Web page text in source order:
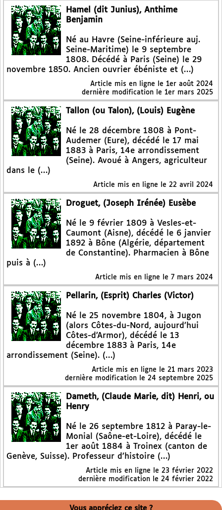
Hamel (dit Junius), Anthime
Benjamin
Né au Havre (Seine-inférieure auj.
Seine-Maritime) le 9 septembre
1808. Décédé à Paris (Seine) le 29
novembre 1850. Ancien ouvrier ébéniste et (…)
Article mis en ligne le 1er août 2024
dernière modification le 1er mars 2025
Tallon (ou Talon), (Louis) Eugène
Né le 28 décembre 1808 à Pont-
Audemer (Eure), décédé le 17 mai
1883 à Paris, 14e arrondissement
(Seine). Avoué à Angers, agriculteur
dans le (…)
Article mis en ligne le 22 avril 2024
Droguet, (Joseph Irénée) Eusèbe
Né le 9 février 1809 à Vesles-et-
Caumont (Aisne), décédé le 6 janvier
1892 à Bône (Algérie, département
de Constantine). Pharmacien à Bône
puis à (…)
Article mis en ligne le 7 mars 2024
Pellarin, (Esprit) Charles (Victor)
Né le 25 novembre 1804, à Jugon
(alors Côtes-du-Nord, aujourd’hui
Côtes-d’Armor), décédé le 13
décembre 1883 à Paris, 14e
arrondissement (Seine). (…)
Article mis en ligne le 21 mars 2023
dernière modification le 24 septembre 2025
Dameth, (Claude Marie, dit) Henri, ou
Henry
Né le 26 septembre 1812 à Paray-le-
Monial (Saône-et-Loire), décédé le
1er août 1884 à Troinex (canton de
Genève, Suisse). Professeur d’histoire (…)
Article mis en ligne le 23 février 2022
dernière modification le 24 février 2022
Vous appréciez ce site ?